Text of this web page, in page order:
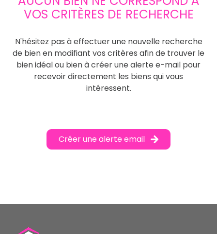
VOS CRITÈRES DE RECHERCHE
N'hésitez pas à effectuer une nouvelle recherche
de bien en modifiant vos critères afin de trouver le
bien idéal ou bien à créer une alerte e-mail pour
recevoir directement les biens qui vous
intéressent.
Créer une alerte email